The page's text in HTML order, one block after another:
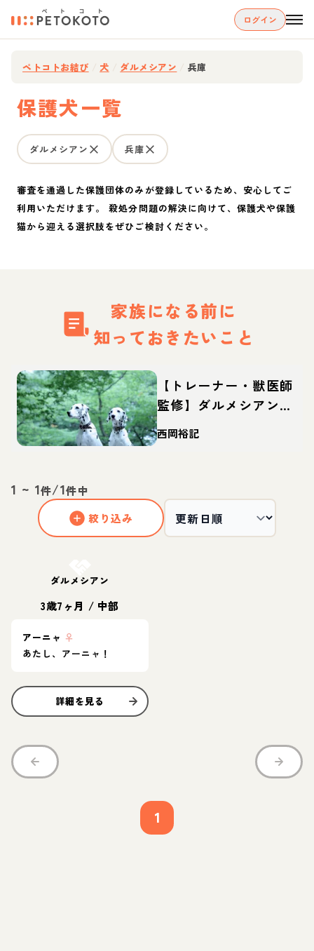
ログイン
ペトコトお結び 犬 ダルメシアン 兵庫
保護犬一覧
ダルメシアン 兵庫
審査を通過した保護団体のみが登録しているため、安心してご
利用いただけます。 殺処分問題の解決に向けて、保護犬や保護
猫から迎える選択肢をぜひご検討ください。
家族になる前に
知っておきたいこと
【トレーナー・獣医師
監修】ダルメシアンっ
てどんな犬？性格・特
徴・育て方・迎え方
西岡裕記
1 ~ 1件/1件中
絞り込み
ダルメシアン
3歳7ヶ月 / 中部
アーニャ ♀
あたし、アーニャ！
詳細を見る
1